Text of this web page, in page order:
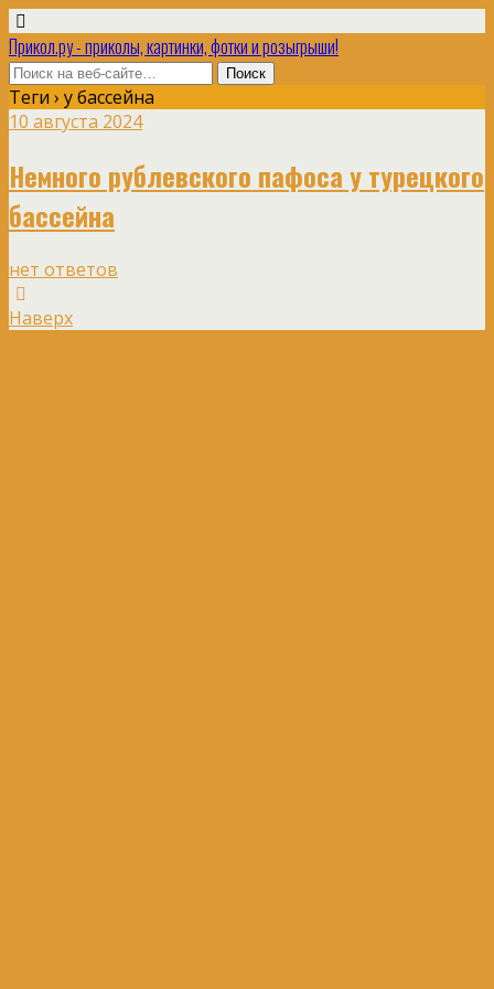
Прикол.ру - приколы, картинки, фотки и розыгрыши!
Теги › у бассейна
10 августа 2024
Немного рублевского пафоса у турецкого
бассейна
нет ответов
Наверх